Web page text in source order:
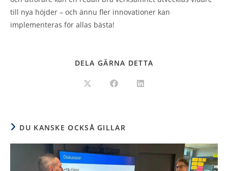
till nya höjder – och ännu fler innovationer kan
implementeras för allas bästa!
DELA GÄRNA DETTA
DU KANSKE OCKSÅ GILLAR